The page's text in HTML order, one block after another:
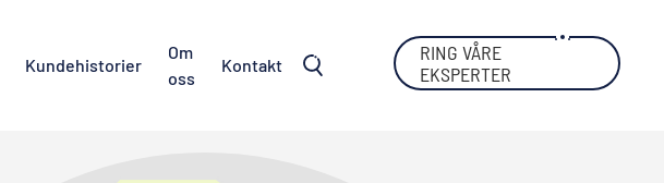
Kundehistorier
Om
oss
Kontakt
RING VÅRE
EKSPERTER